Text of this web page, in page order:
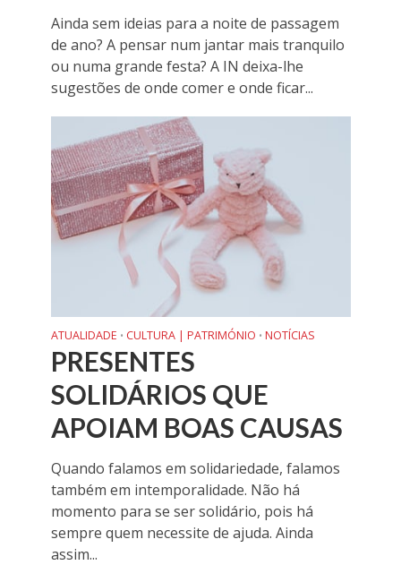
Ainda sem ideias para a noite de passagem
de ano? A pensar num jantar mais tranquilo
ou numa grande festa? A IN deixa-lhe
sugestões de onde comer e onde ficar...
ATUALIDADE • CULTURA | PATRIMÓNIO • NOTÍCIAS
PRESENTES
SOLIDÁRIOS QUE
APOIAM BOAS CAUSAS
Quando falamos em solidariedade, falamos
também em intemporalidade. Não há
momento para se ser solidário, pois há
sempre quem necessite de ajuda. Ainda
assim...